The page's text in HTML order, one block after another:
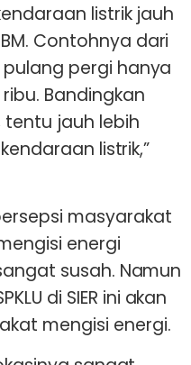
listrik jauh
Contohnya dari
pergi hanya
Bandingkan
tentu jauh lebih
listrik,”
masyarakat
energi
susah. Namun
di SIER ini akan
mengisi energi.